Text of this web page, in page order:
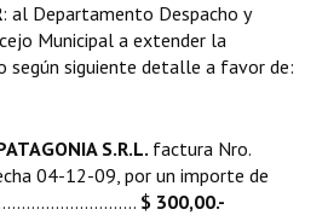
: al Departamento Despacho y
Municipal a extender la
según siguiente detalle a favor de:
S.R.L. factura Nro.
04-12-09, por un importe de
$ 300,00.-